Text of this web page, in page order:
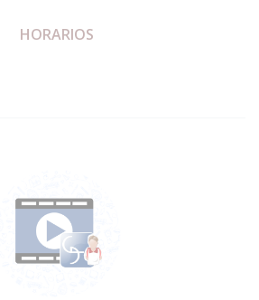
HORARIOS